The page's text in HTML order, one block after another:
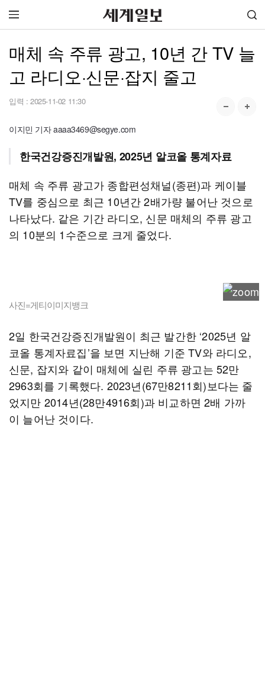
매체 속 주류 광고, 10년 간 TV 늘
고 라디오·신문·잡지 줄고
입력 : 2025-11-02 11:30
이지민 기자 aaaa3469@segye.com
한국건강증진개발원, 2025년 알코올 통계자료
매체 속 주류 광고가 종합편성채널(종편)과 케이블
TV를 중심으로 최근 10년간 2배가량 불어난 것으로
나타났다. 같은 기간 라디오, 신문 매체의 주류 광고
의 10분의 1수준으로 크게 줄었다.
사진=게티이미지뱅크
2일 한국건강증진개발원이 최근 발간한 ‘2025년 알
코올 통계자료집’을 보면 지난해 기준 TV와 라디오,
신문, 잡지와 같이 매체에 실린 주류 광고는 52만
2963회를 기록했다. 2023년(67만8211회)보다는 줄
었지만 2014년(28만4916회)과 비교하면 2배 가까
이 늘어난 것이다.